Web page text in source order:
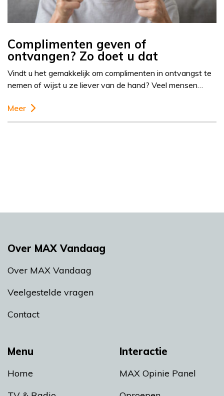
Complimenten geven of
ontvangen? Zo doet u dat
Vindt u het gemakkelijk om complimenten in ontvangst te
nemen of wijst u ze liever van de hand? Veel mensen…
Meer
Menu
Home
Interactie
MAX Opinie Panel
Over MAX Vandaag
Over MAX Vandaag
Veelgestelde vragen
Contact